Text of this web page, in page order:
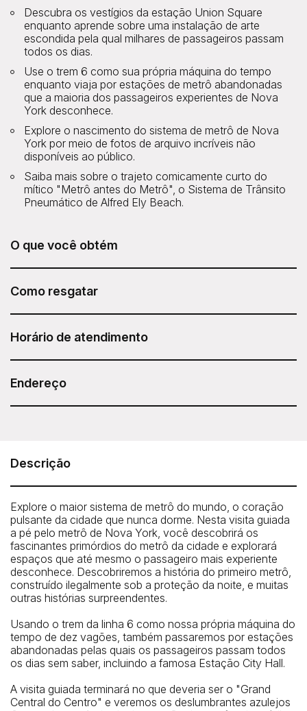
Descubra os vestígios da estação Union Square
enquanto aprende sobre uma instalação de arte
escondida pela qual milhares de passageiros passam
todos os dias.
Use o trem 6 como sua própria máquina do tempo
enquanto viaja por estações de metrô abandonadas
que a maioria dos passageiros experientes de Nova
York desconhece.
Explore o nascimento do sistema de metrô de Nova
York por meio de fotos de arquivo incríveis não
disponíveis ao público.
Saiba mais sobre o trajeto comicamente curto do
mítico "Metrô antes do Metrô", o Sistema de Trânsito
Pneumático de Alfred Ely Beach.
O que você obtém
New York está incluído no seu Sesame Attraction Pass.
Como resgatar
conta para reservar seu ingresso.
Horário de atendimento
Duração: 2 horas.
Endereço
Meeting Point: The tour meets outside of 200 Broadway,
New York, NY 10038 on the southeast corner of
Broadway and Fulton Street right outside of the entrance
New York” sign.
How To Get There: By subway: 2, 3, 4, 5, A, C, J, Z to
Fulton Center
Descrição
Explore o maior sistema de metrô do mundo, o coração
pulsante da cidade que nunca dorme. Nesta visita guiada
a pé pelo metrô de Nova York, você descobrirá os
fascinantes primórdios do metrô da cidade e explorará
espaços que até mesmo o passageiro mais experiente
desconhece. Descobriremos a história do primeiro metrô,
construído ilegalmente sob a proteção da noite, e muitas
outras histórias surpreendentes.
Usando o trem da linha 6 como nossa própria máquina do
tempo de dez vagões, também passaremos por estações
abandonadas pelas quais os passageiros passam todos
os dias sem saber, incluindo a famosa Estação City Hall.
A visita guiada terminará no que deveria ser o "Grand
Central do Centro" e veremos os deslumbrantes azulejos